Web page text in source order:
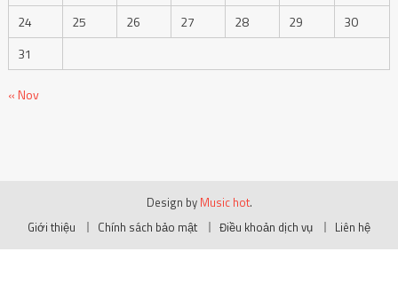
24
25 26 27 28 29
30
31
« Nov
Design by Music hot.
Giới thiệu
Chính sách bảo mật Điều khoản dịch vụ Liên hệ